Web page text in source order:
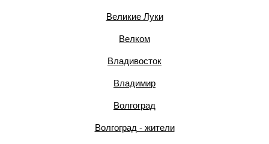
Великие Луки
Велком
Владивосток
Владимир
Волгоград
Волгоград - жители